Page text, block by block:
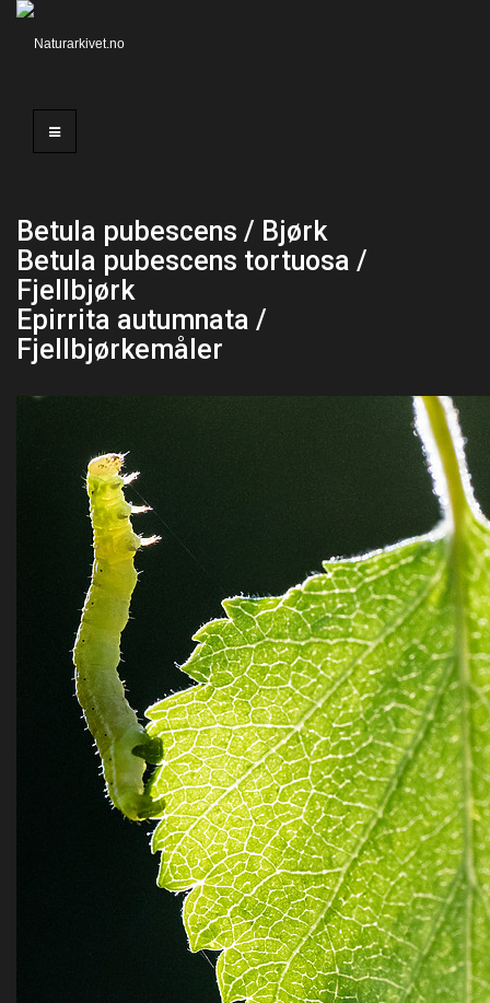
Betula pubescens / Bjørk
Betula pubescens tortuosa /
Fjellbjørk
Epirrita autumnata /
Fjellbjørkemåler